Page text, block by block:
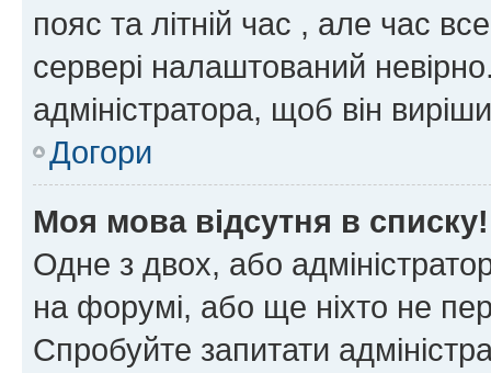
пояс та літній час , але час
сервері налаштований
адміністратора, щоб він
Догори
Моя мова відсутня в списку!
Одне з двох, або
на форумі, або ще ніхто не
Спробуйте запитати